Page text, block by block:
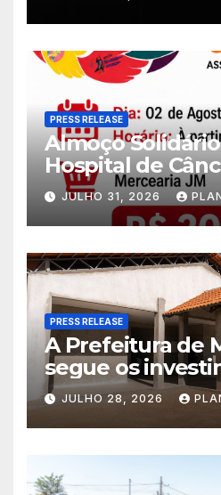
PRESS RELEASE
Almoço
Hospital de
Jorge é
América
JULHO 31, 2026
PRESS RELEASE
A Prefeitura de
segue os
educação. A
Municipal
Figueiredo
acelerado e já
JULHO 28, 2026